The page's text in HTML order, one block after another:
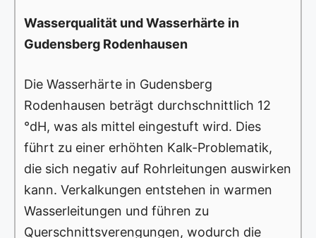
Wasserqualität und Wasserhärte in
Gudensberg Rodenhausen
Die Wasserhärte in Gudensberg
Rodenhausen beträgt durchschnittlich 12
°dH, was als mittel eingestuft wird. Dies
führt zu einer erhöhten Kalk-Problematik,
die sich negativ auf Rohrleitungen auswirken
kann. Verkalkungen entstehen in warmen
Wasserleitungen und führen zu
Querschnittsverengungen, wodurch die